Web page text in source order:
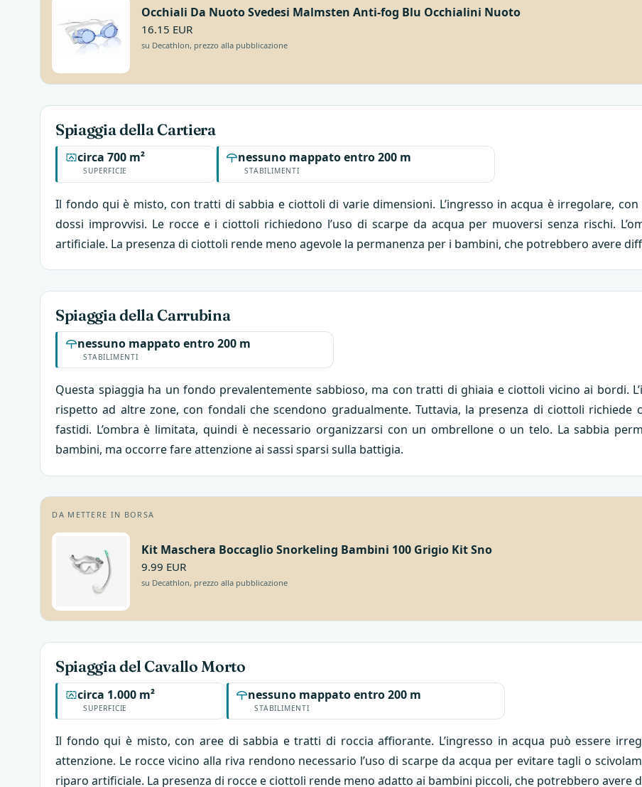
Occhiali Da Nuoto Svedesi Malmsten Anti-fog Blu Occhialini Nuoto
16.15 EUR
su Decathlon, prezzo alla pubblicazione
Spiaggia della Cartiera
SUPERFICIE
circa 700 m²
STABILIMENTI
nessuno mappato entro 200 m
Il fondo qui è misto, con tratti di sabbia e ciottoli di varie dimensioni. L’ingresso in acqua è irregolare,
dossi improvvisi. Le rocce e i ciottoli richiedono l’uso di scarpe da acqua per muoversi senza rischi.
artificiale. La presenza di ciottoli rende meno agevole la permanenza per i bambini, che potrebbero avere
Spiaggia della Carrubina
STABILIMENTI
nessuno mappato entro 200 m
Questa spiaggia ha un fondo prevalentemente sabbioso, ma con tratti di ghiaia e ciottoli vicino ai bordi.
rispetto ad altre zone, con fondali che scendono gradualmente. Tuttavia, la presenza di ciottoli richiede
fastidi. L’ombra è limitata, quindi è necessario organizzarsi con un ombrellone o un telo. La sabbia
bambini, ma occorre fare attenzione ai sassi sparsi sulla battigia.
DA METTERE IN BORSA
Kit Maschera Boccaglio Snorkeling Bambini 100 Grigio Kit Sno
9.99 EUR
su Decathlon, prezzo alla pubblicazione
Spiaggia del Cavallo Morto
SUPERFICIE
circa 1.000 m²
STABILIMENTI
nessuno mappato entro 200 m
Il fondo qui è misto, con aree di sabbia e tratti di roccia affiorante. L’ingresso in acqua può essere
attenzione. Le rocce vicino alla riva rendono necessario l’uso di scarpe da acqua per evitare tagli o
riparo artificiale. La presenza di rocce e ciottoli rende meno adatto ai bambini piccoli, che potrebbero avere